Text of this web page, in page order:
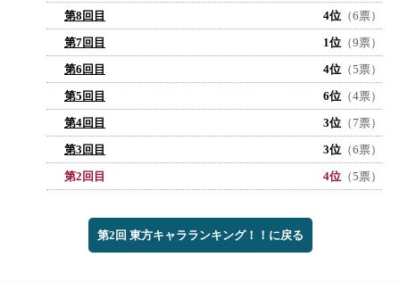
第8回目
4位 （6票）
第7回目
1位 （9票）
第6回目
4位 （5票）
第5回目
6位 （4票）
第4回目
3位 （7票）
第3回目
3位 （6票）
第2回目
4位 （5票）
第2回 東方キャラランキング！！に戻る